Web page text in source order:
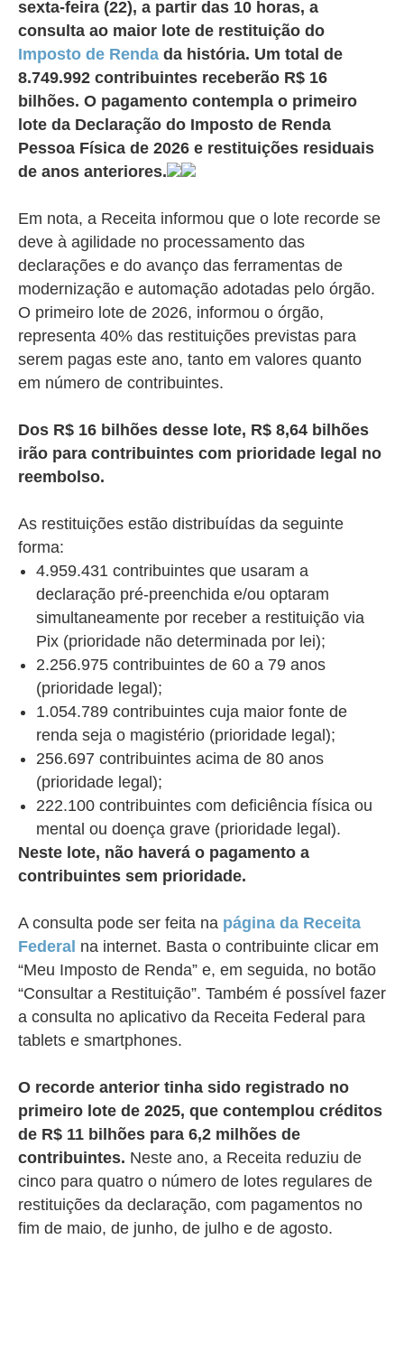
sexta-feira (22), a partir das 10 horas, a
consulta ao maior lote de restituição do
Imposto de Renda da história. Um total de
8.749.992 contribuintes receberão R$ 16
bilhões. O pagamento contempla o primeiro
lote da Declaração do Imposto de Renda
Pessoa Física de 2026 e restituições residuais
de anos anteriores.
Em nota, a Receita informou que o lote recorde se
deve à agilidade no processamento das
declarações e do avanço das ferramentas de
modernização e automação adotadas pelo órgão.
O primeiro lote de 2026, informou o órgão,
representa 40% das restituições previstas para
serem pagas este ano, tanto em valores quanto
em número de contribuintes.
Dos R$ 16 bilhões desse lote, R$ 8,64 bilhões
irão para contribuintes com prioridade legal no
reembolso.
As restituições estão distribuídas da seguinte
forma:
4.959.431 contribuintes que usaram a
declaração pré-preenchida e/ou optaram
simultaneamente por receber a restituição via
Pix (prioridade não determinada por lei);
2.256.975 contribuintes de 60 a 79 anos
(prioridade legal);
1.054.789 contribuintes cuja maior fonte de
renda seja o magistério (prioridade legal);
256.697 contribuintes acima de 80 anos
(prioridade legal);
222.100 contribuintes com deficiência física ou
mental ou doença grave (prioridade legal).
Neste lote, não haverá o pagamento a
contribuintes sem prioridade.
A consulta pode ser feita na página da Receita
Federal na internet. Basta o contribuinte clicar em
“Meu Imposto de Renda” e, em seguida, no botão
“Consultar a Restituição”. Também é possível fazer
a consulta no aplicativo da Receita Federal para
tablets e smartphones.
O recorde anterior tinha sido registrado no
primeiro lote de 2025, que contemplou créditos
de R$ 11 bilhões para 6,2 milhões de
contribuintes. Neste ano, a Receita reduziu de
cinco para quatro o número de lotes regulares de
restituições da declaração, com pagamentos no
fim de maio, de junho, de julho e de agosto.